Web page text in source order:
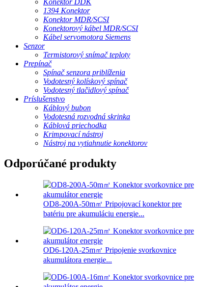
1394 Konektor
Konektor MDR/SCSI
Konektorový kábel MDR/SCSI
Kábel servomotora Siemens
Senzor
Termistorový snímač teploty
Prepínač
Spínač senzora priblíženia
Vodotesný kolískový spínač
Vodotesný tlačidlový spínač
Príslušenstvo
Káblový bubon
Vodotesná rozvodná skrinka
Káblová priechodka
Krimpovací nástroj
Nástroj na vytiahnutie konektorov
Odporúčané produkty
OD8-200A-50m㎡ Pripojovací konektor pre
batériu pre akumuláciu energie...
OD6-120A-25m㎡ Pripojenie svorkovnice
akumulátora energie...